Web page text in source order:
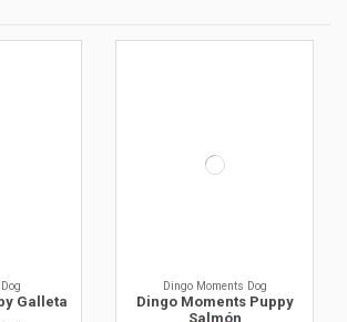
Galleta
Dingo Moments Dog
Dingo Moments Puppy
Salmón